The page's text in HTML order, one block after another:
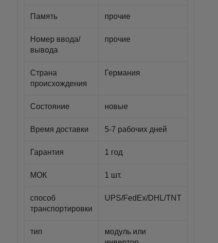
Память прочие
Номер ввода/
вывода
прочие
Страна
происхождения
Германия
Состояние новые
Время доставки 5-7 рабочих дней
Гарантия 1 год
МОК 1 шт.
способ
транспортировки
UPS/FedEx/DHL/TNT
тип
модуль или